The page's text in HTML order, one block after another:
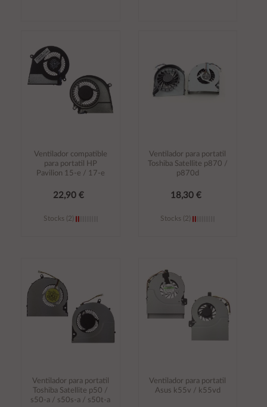
carrito
Ventilador compatible
para portatil HP
Pavilion 15-e / 17-e
22,90 €
Stocks (2)
carrito
Ventilador para portatil
Toshiba Satellite p870 /
p870d
18,30 €
Stocks (2)
carrito
Ventilador para portatil
Toshiba Satellite p50 /
s50-a / s50s-a / s50t-a
Ventilador para portatil
Asus k55v / k55vd